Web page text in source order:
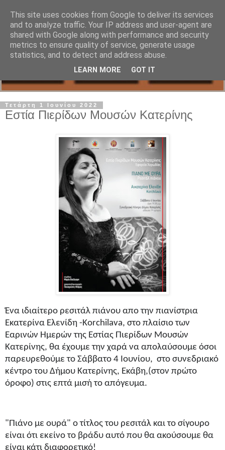
Τετάρτη 1 Ιουνίου 2022
Εστία Πιερίδων Μουσών Κατερίνης
Ένα ιδιαίτερο ρεσιτάλ πιάνου απο την πιανίστρια
Εκατερίνα Ελενίδη -Korchilava, στο πλαίσιο των
Εαρινών Ημερών της Εστίας Πιερίδων Μουσών
Κατερίνης, θα έχουμε την χαρά να απολαύσουμε όσοι
παρευρεθούμε το Σάββατο 4 Ιουνίου, στο συνεδριακό
κέντρο του Δήμου Κατερίνης, Εκάβη,(στον πρώτο
όροφο) στις επτά μισή το απόγευμα.
"Πιάνο με ουρά" ο τίτλος του ρεσιτάλ και το σίγουρο
είναι ότι εκείνο το βράδυ αυτό που θα ακούσουμε θα
είναι κάτι διαφορετικό!
This site uses cookies from Google to deliver its services
and to analyze traffic. Your IP address and user-agent are
shared with Google along with performance and security
metrics to ensure quality of service, generate usage
statistics, and to detect and address abuse.
LEARN MORE GOT IT